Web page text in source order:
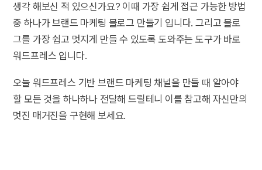
생각 해보신 적 있으신가요? 이때 가장 쉽게 접근 가능한 방법
중 하나가 브랜드 마케팅 블로그 만들기 입니다. 그리고 블로
그를 가장 쉽고 멋지게 만들 수 있도록 도와주는 도구가 바로
워드프레스 입니다.
오늘 워드프레스 기반 브랜드 마케팅 채널을 만들 때 알아야
할 모든 것을 하나하나 전달해 드릴테니 이를 참고해 자신만의
멋진 매거진을 구현해 보세요.